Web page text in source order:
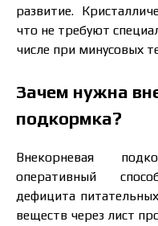
развитие.
что не требуют
числе при минусовых
Зачем нужна
подкормка?
Внекорневая
оперативный
дефицита
веществ через лист